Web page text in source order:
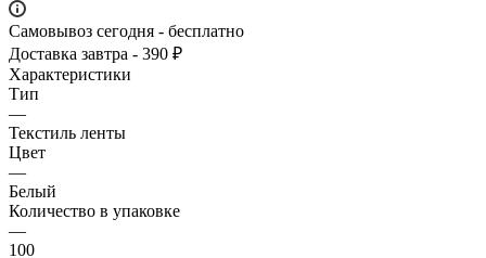
Самовывоз сегодня - бесплатно
Доставка завтра - 390 ₽
Характеристики
Тип
—
Текстиль ленты
Цвет
—
Белый
Количество в упаковке
—
100